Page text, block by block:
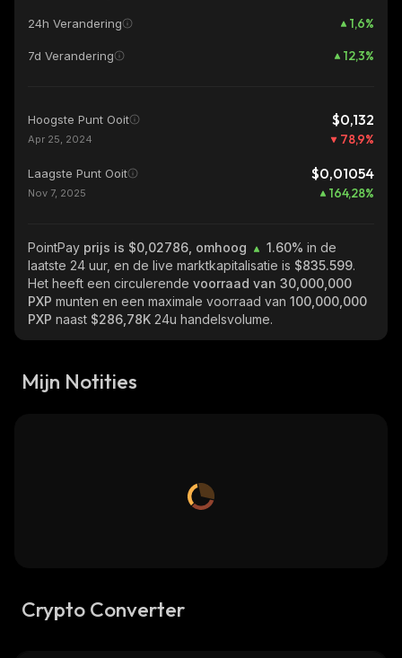
24h Verandering 1,6%
7d Verandering 12,3%
Hoogste Punt Ooit $0,132
Apr 25, 2024 78,9%
Laagste Punt Ooit $0,01054
Nov 7, 2025 164,28%
PointPay prijs is $0,02786, omhoog 1.60% in de
laatste 24 uur, en de live marktkapitalisatie is $835.599.
Het heeft een circulerende voorraad van 30,000,000
PXP munten en een maximale voorraad van 100,000,000
PXP naast $286,78K 24u handelsvolume.
Mijn Notities
Crypto Converter